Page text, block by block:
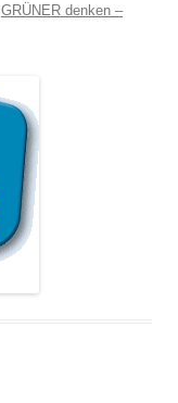
GRÜNER denken –